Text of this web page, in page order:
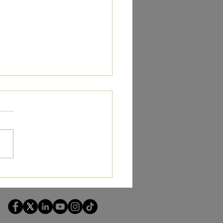
los retos y tendencias
la
urbana en